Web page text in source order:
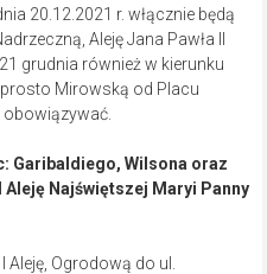
20.12.2021 r. włącznie będą
Aleję Jana Pawła II
grudnia również w kierunku
Mirowską od Placu
Garibaldiego, Wilsona oraz
Najświętszej Maryi Panny
Aleję, Ogrodową do ul.